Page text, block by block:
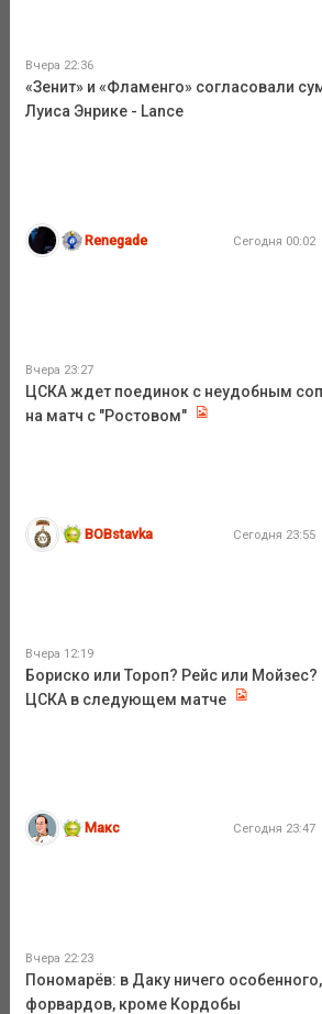
Вчера 22:36
«Зенит» и «Фламенго» согласовали
Луиса Энрике - Lance
Renegade Сегодня 00:02
Вчера 23:27
ЦСКА ждет поединок с неудобным
на матч с "Ростовом"
BOBstavka Сегодня 23:55
Вчера 12:19
Бориско или Тороп? Рейс или Мойзес?
ЦСКА в следующем матче
Макс Сегодня 23:47
Вчера 22:23
Пономарёв: в Даку ничего
форвардов, кроме Кордобы